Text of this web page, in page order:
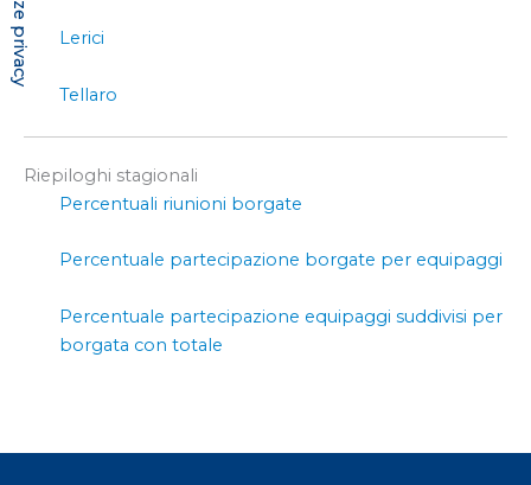
Lerici
Tellaro
Riepiloghi stagionali
Percentuali riunioni borgate
Percentuale partecipazione borgate per equipaggi
Percentuale partecipazione equipaggi suddivisi per
borgata con totale